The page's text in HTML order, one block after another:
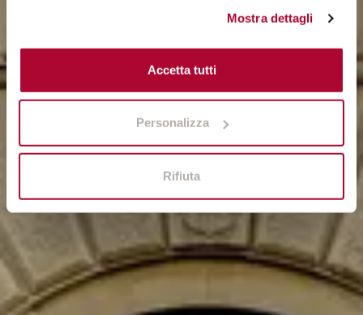
Mostra dettagli
Accetta tutti
Personalizza
Rifiuta